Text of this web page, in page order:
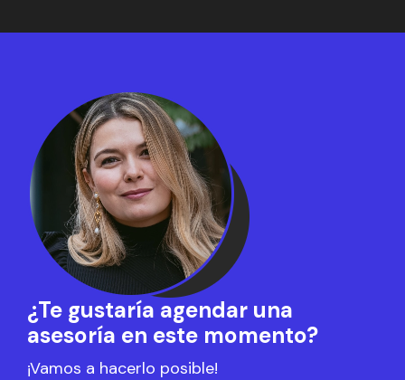
¿Te gustaría agendar una
asesoría en este momento?
¡Vamos a hacerlo posible!